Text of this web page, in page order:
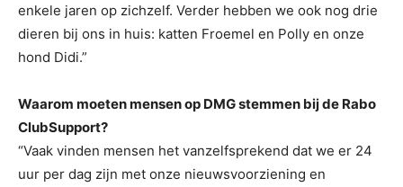
enkele jaren op zichzelf. Verder hebben we ook nog drie
dieren bij ons in huis: katten Froemel en Polly en onze
hond Didi.”
Waarom moeten mensen op DMG stemmen bij de Rabo
ClubSupport?
“Vaak vinden mensen het vanzelfsprekend dat we er 24
uur per dag zijn met onze nieuwsvoorziening en